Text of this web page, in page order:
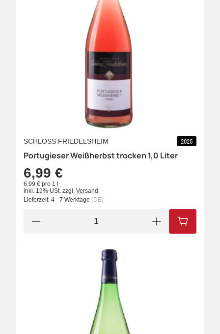
SCHLOSS FRIEDELSHEIM 2025
Portugieser Weißherbst trocken 1,0 Liter
6,99 €
6,99 € pro 1 l
inkl. 19% USt. zzgl. Versand
Lieferzeit: 4 - 7 Werktage (DE)
IN DEN